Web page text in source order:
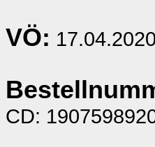
VÖ: 17.04.2020
CD: